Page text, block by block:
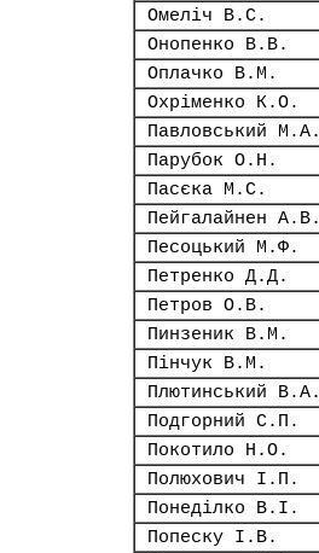
Омеліч В.С.
Онопенко В.В.
Оплачко В.М.
Охріменко К.О.
Павловський М.А.
Парубок О.Н.
Пасєка М.С.
Пейгалайнен А.В.
Песоцький М.Ф.
Петренко Д.Д.
Петров О.В.
Пинзеник В.М.
Пінчук В.М.
Плютинський В.А.
Подгорний С.П.
Покотило Н.О.
Полюхович І.П.
Понеділко В.І.
Попеску І.В.